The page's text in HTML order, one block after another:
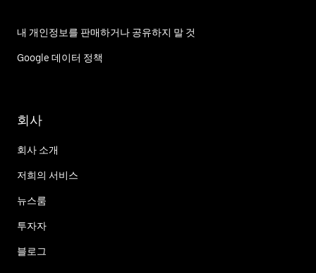
내 개인정보를 판매하거나 공유하지 말 것
Google 데이터 정책
회사
회사 소개
저희의 서비스
뉴스룸
투자자
블로그